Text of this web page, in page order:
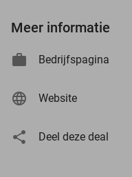
Meer informatie
Bedrijfspagina
Website
Deel deze deal